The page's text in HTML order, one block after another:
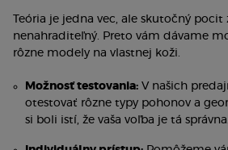
Teória je jedna vec, ale skutočný pocit
nenahraditeľný. Preto vám dávame
rôzne modely na vlastnej koži.
Možnosť testovania: V našich
otestovať rôzne typy pohonov a
si boli istí, že vaša voľba je tá správna.